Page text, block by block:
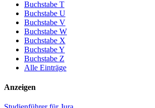
Buchstabe T
Buchstabe U
Buchstabe V
Buchstabe W
Buchstabe X
Buchstabe Y
Buchstabe Z
Alle Einträge
Anzeigen